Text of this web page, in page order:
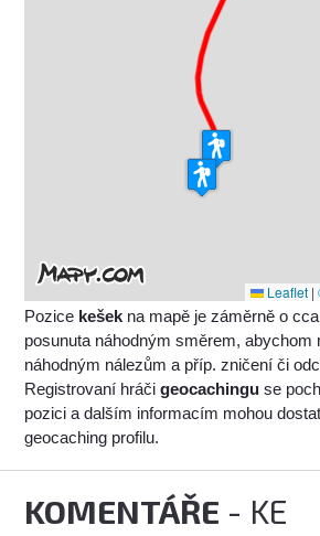
Leaflet |
Pozice kešek na mapě je záměrně o
posunuta náhodným směrem, abychom
náhodným nálezům a příp. zničení či
Registrovaní hráčigeocachingu se
pozici a dalším informacím mohou
geocaching profilu.
KOMENTÁŘE - KE